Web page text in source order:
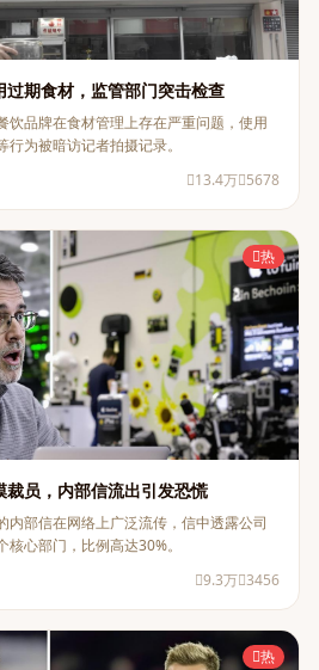
期食材，监管部门突击检查
饮品牌在食材管理上存在严重问题，使用
为被暗访记者拍摄记录。
13.4万 5678
热
员，内部信流出引发恐慌
内部信在网络上广泛流传，信中透露公司
心部门，比例高达30%。
9.3万 3456
热